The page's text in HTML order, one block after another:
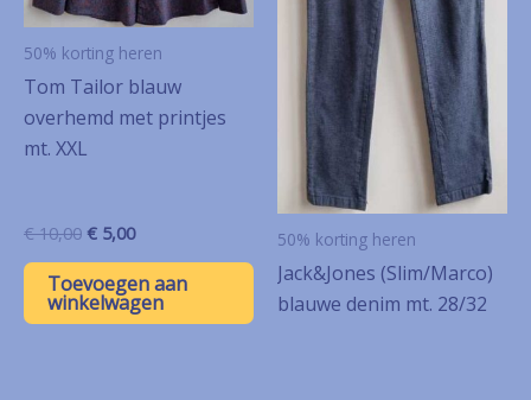
50% korting heren
Tom Tailor blauw
overhemd met printjes
mt. XXL
€10,00 Oorspronkelijke
was:
€ 10,00.
€ 5,00Huidige
is:
€ 5,00.
Toevoegen aan
winkelwagen
50% korting heren
Jack&Jones (Slim/Marco)
blauwe denim mt. 28/32